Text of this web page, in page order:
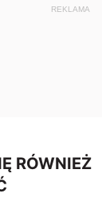
REKLAMA